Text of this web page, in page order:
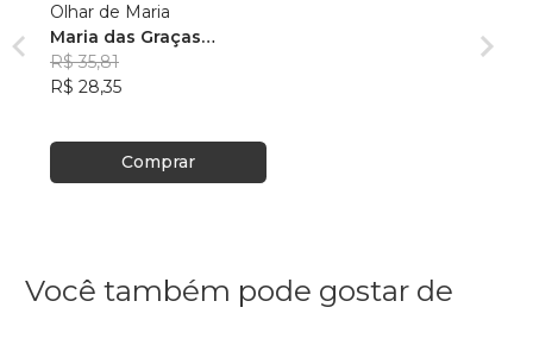
Olhar de Maria
Maria das Graças
Furtado Ribeiro
R$ 35,81
R$ 28,35
Comprar
Você também pode gostar de